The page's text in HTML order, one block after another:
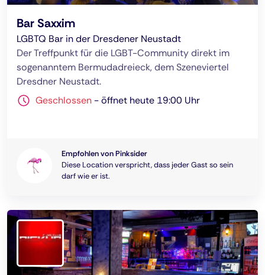
Bar Saxxim
LGBTQ Bar in der Dresdener Neustadt
Der Treffpunkt für die LGBT-Community direkt im
sogenanntem Bermudadreieck, dem Szeneviertel
Dresdner Neustadt.
Geschlossen -öffnet heute 19:00 Uhr
Empfohlen von Pinksider
Diese Location verspricht, dass jeder Gast so sein
darf wie er ist.